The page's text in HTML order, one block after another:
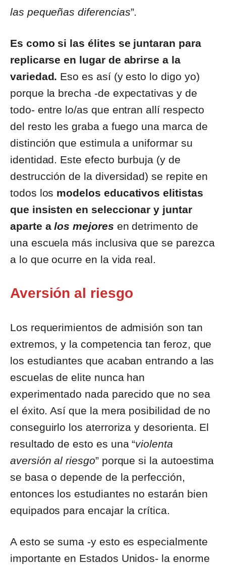
las pequeñas diferencias”.
Es como si las élites se juntaran para
replicarse en lugar de abrirse a la
variedad. Eso es así (y esto lo digo yo)
porque la brecha -de expectativas y de
todo- entre lo/as que entran allí respecto
del resto les graba a fuego una marca de
distinción que estimula a uniformar su
identidad. Este efecto burbuja (y de
destrucción de la diversidad) se repite en
todos los modelos educativos elitistas
que insisten en seleccionar y juntar
aparte alos mejores en detrimento de
una escuela más inclusiva que se parezca
a lo que ocurre en la vida real.
Aversión al riesgo
Los requerimientos de admisión son tan
extremos, y la competencia tan feroz, que
los estudiantes que acaban entrando a las
escuelas de elite nunca han
experimentado nada parecido que no sea
el éxito. Así que la mera posibilidad de no
conseguirlo los aterroriza y desorienta. El
resultado de esto es una “violenta
aversión al riesgo” porque si la autoestima
se basa o depende de la perfección,
entonces los estudiantes no estarán bien
equipados para encajar la crítica.
A esto se suma -y esto es especialmente
importante en Estados Unidos- la enorme